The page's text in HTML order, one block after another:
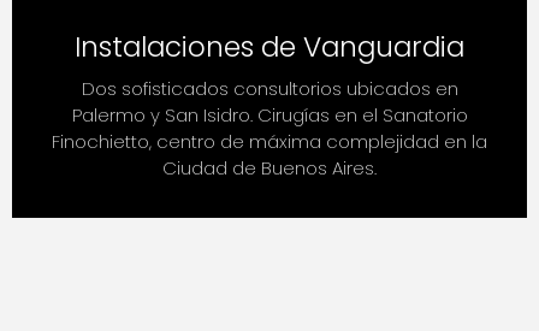
Instalaciones de Vanguardia
Dos sofisticados consultorios ubicados en
Palermo y San Isidro. Cirugías en el Sanatorio
Finochietto, centro de máxima complejidad en la
Ciudad de Buenos Aires.